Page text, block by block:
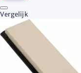
Vergelijk